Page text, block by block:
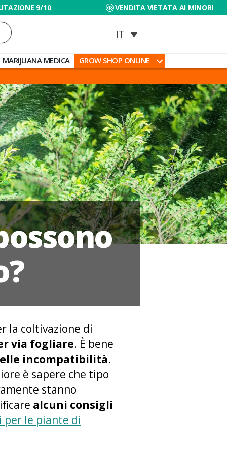
9/10 VENDITA VIETATA AI MINORI
MARIJUANA MEDICA GROW SHOP ONLINE
la coltivazione di
via fogliare. È bene
incompatibilità.
è sapere che tipo
stanno
alcuni consigli
le piante di